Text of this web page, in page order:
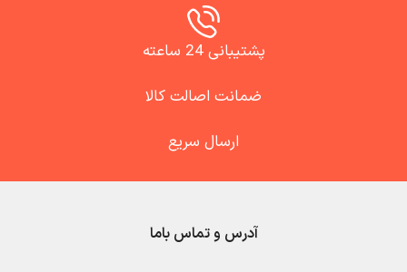
پشتیبانی 24 ساعته
ضمانت اصالت کالا
ارسال سریع
آدرس و تماس باما